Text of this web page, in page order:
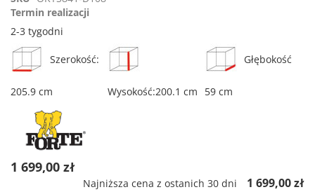
rating
Termin realizacji
2-3 tygodni
Szerokość:
205.9 cm Wysokość:200.1 cm
Głębokość
59 cm
1 699,00 zł
Najniższa cena z ostanich 30 dni 1 699,00 zł